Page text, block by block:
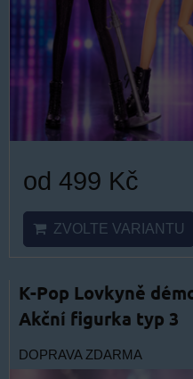
od 499 Kč
ZVOLTE VARIANTU
K-Pop Lovkyně
Akční figurka typ 3
DOPRAVA ZDARMA